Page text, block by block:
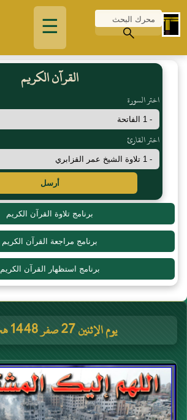
☰
القرآن الكريم
اختر السورة
اختر القارئ
أرسل
برنامج تلاوة القرآن الكريم
برنامج مراجعة القرآن الكريم
برنامج استظهار القرآن الكريم
يوم الإثنين 27 صفر 1448 هجرية